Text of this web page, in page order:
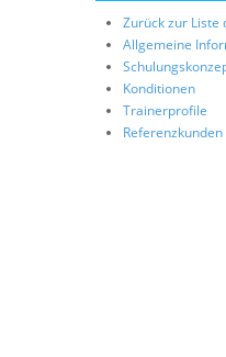
Zurück zur Liste
Allgemeine
Konditionen
Trainerprofile
Referenzkunden